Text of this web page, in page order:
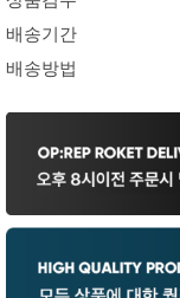
배송기간
배송방법